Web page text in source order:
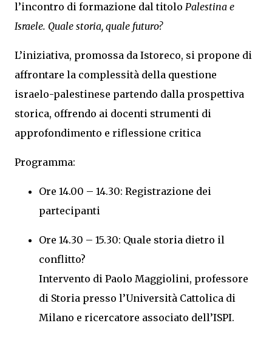
l’incontro di formazione dal titolo Palestina e
Israele. Quale storia, quale futuro?
L’iniziativa, promossa da Istoreco, si propone di
affrontare la complessità della questione
israelo-palestinese partendo dalla prospettiva
storica, offrendo ai docenti strumenti di
approfondimento e riflessione critica
Programma:
Ore 14.00 – 14.30: Registrazione dei
partecipanti
Ore 14.30 – 15.30: Quale storia dietro il
conflitto?
Intervento di Paolo Maggiolini, professore
di Storia presso l’Università Cattolica di
Milano e ricercatore associato dell’ISPI.